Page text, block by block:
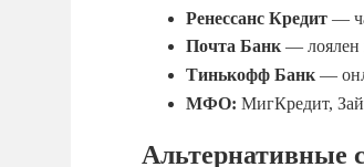
Ренессанс Кредит —
Почта Банк — лоялен
Тинькофф Банк —
МФО: МигКредит,
Альтернативные